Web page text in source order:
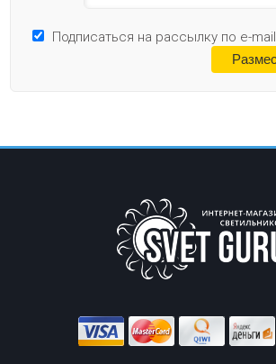
Подписаться на рассылку по e-mail